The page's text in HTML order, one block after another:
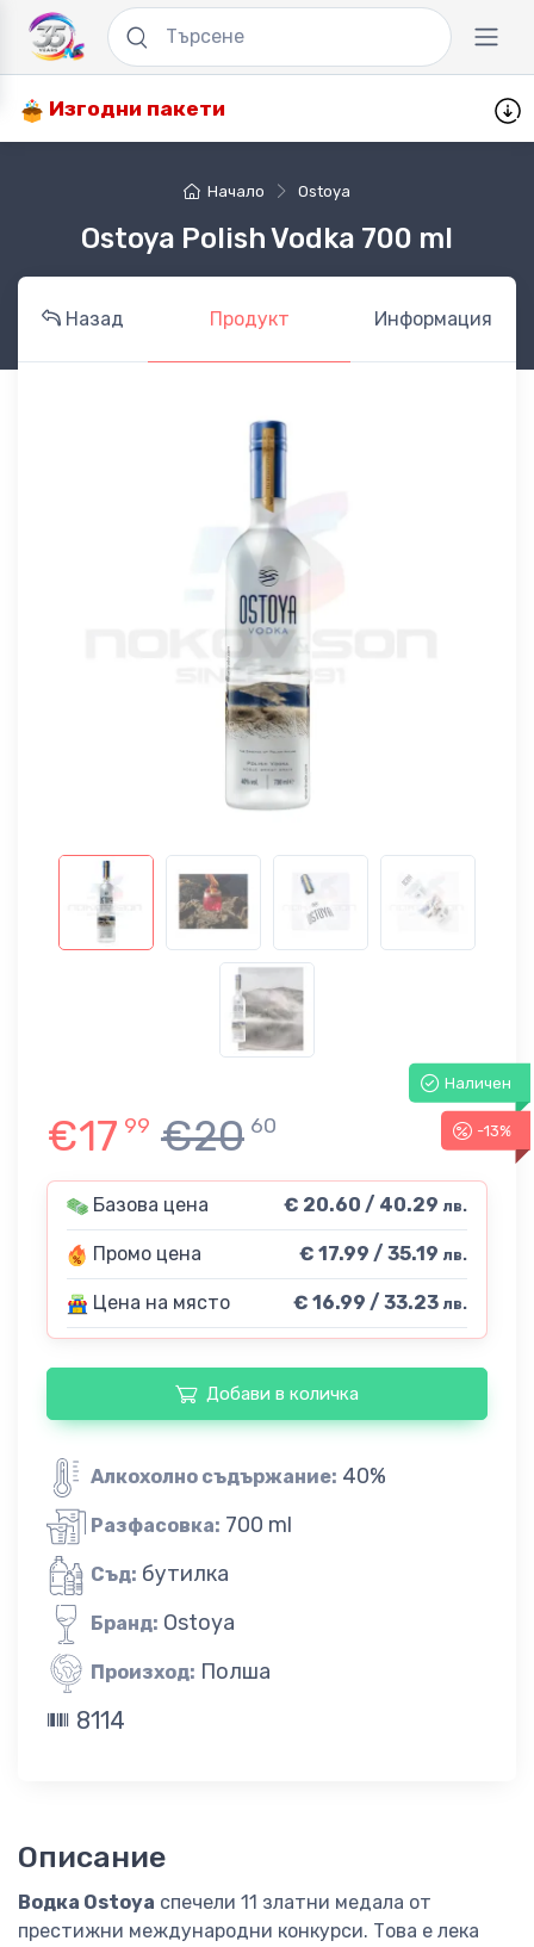
Изгодни пакети
Начало Ostoya
Ostoya Polish Vodka 700 ml
Назад Продукт Информация
Наличен
-13%
€17 99 €20 60
Базова цена € 20.60 / 40.29 лв.
Промо цена € 17.99 / 35.19 лв.
Цена на място € 16.99 / 33.23 лв.
Добави в количка
Алкохолно съдържание: 40%
Разфасовка: 700 ml
Съд: бутилка
Бранд: Ostoya
Произход: Полша
8114
Описание
Водка Ostoya спечели 11 златни медала от
престижни международни конкурси. Това е лека